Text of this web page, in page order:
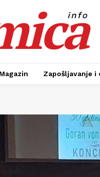
info
Magazin Zapošljavanje i